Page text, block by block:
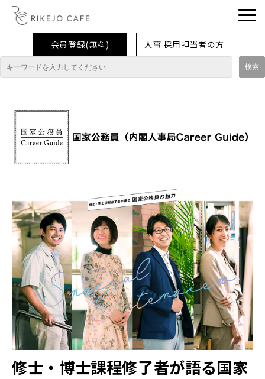
会員登録(無料) 人事 採用担当者の方
企業取材レポート
大学生活
コラム・特集
インターンシップ体験談
修士・博士課程修了者が語る国家